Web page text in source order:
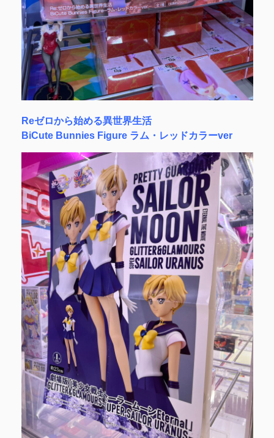
Reゼロから始める異世界生活
BiCute Bunnies Figure ラム・レッドカラーver